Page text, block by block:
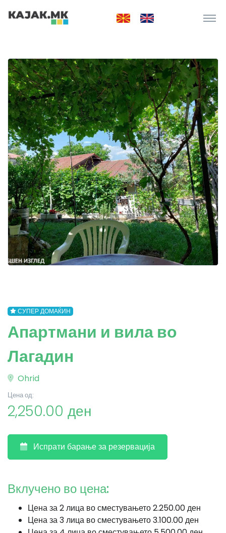
СУПЕР ДОМАЌИН
Апартмани и вила во
Лагадин
Ohrid
Цена од:
2,250.00 ден
Испрати барање за резервација
Вклучено во цена:
Цена за 2 лица во сместувањето 2.250.00 ден
Цена за 3 лица во сместувањето 3.100.00 ден